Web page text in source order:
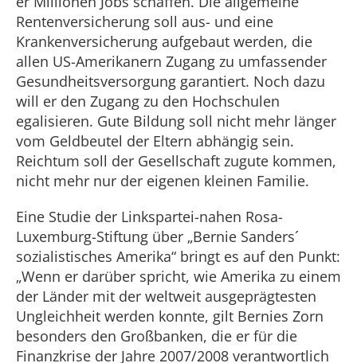
Rentenversicherung soll aus- und eine
Krankenversicherung aufgebaut werden, die
allen US-Amerikanern Zugang zu umfassender
Gesundheitsversorgung garantiert. Noch dazu
will er den Zugang zu den Hochschulen
egalisieren. Gute Bildung soll nicht mehr länger
vom Geldbeutel der Eltern abhängig sein.
Reichtum soll der Gesellschaft zugute kommen,
nicht mehr nur der eigenen kleinen Familie.
Eine Studie der Linkspartei-nahen Rosa-
Luxemburg-Stiftung über „Bernie Sanders´
sozialistisches Amerika“ bringt es auf den Punkt:
„Wenn er darüber spricht, wie Amerika zu einem
der Länder mit der weltweit ausgeprägtesten
Ungleichheit werden konnte, gilt Bernies Zorn
besonders den Großbanken, die er für die
Finanzkrise der Jahre 2007/2008 verantwortlich